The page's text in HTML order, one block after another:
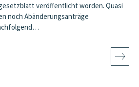
veröffentlicht worden. Quasi
noch Abänderungsanträge